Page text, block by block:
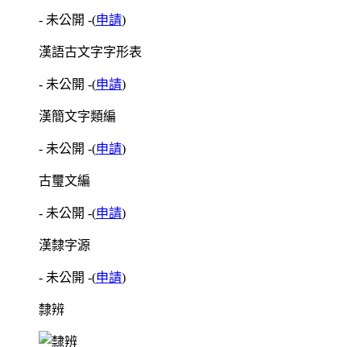
- 未公開 -(申請)
漢語古文字字形表
- 未公開 -(申請)
漢簡文字類編
- 未公開 -(申請)
古璽文編
- 未公開 -(申請)
漢隸字源
- 未公開 -(申請)
隸辨